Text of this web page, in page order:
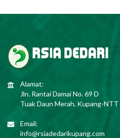
Alamat:
Jln. Rantai Damai No. 69 D
Tuak Daun Merah, Kupang-NTT
Email:
info@rsiadedarikupang.com